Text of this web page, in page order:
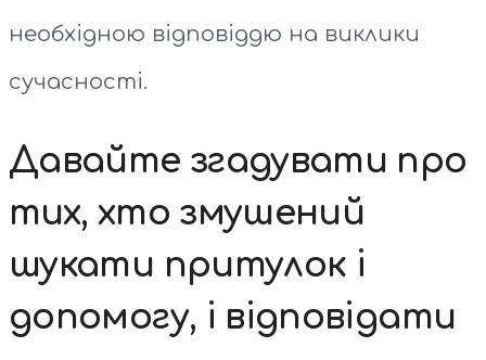
необхідною відповіддю на виклики
сучасності.
Давайте згадувати про
тих, хто змушений
шукати притулок і
допомогу, і відповідати